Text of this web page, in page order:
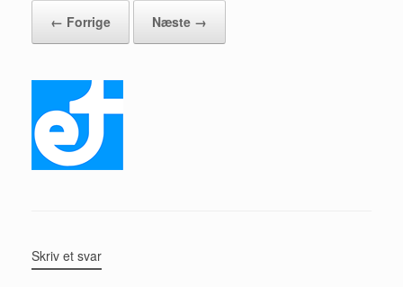
← Forrige
Næste →
Skriv et svar